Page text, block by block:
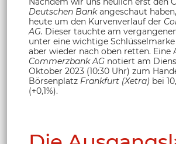
Deutschen Bankangeschaut
heute um den Kurvenverlauf der
AG. Dieser tauchte am
unter eine wichtige
aber wieder nach oben retten. Eine
Commerzbank AG notiert am
Oktober 2023 (10:30 Uhr) zum
Börsenplatz Frankfurt (Xetra) bei
(+0,1%).